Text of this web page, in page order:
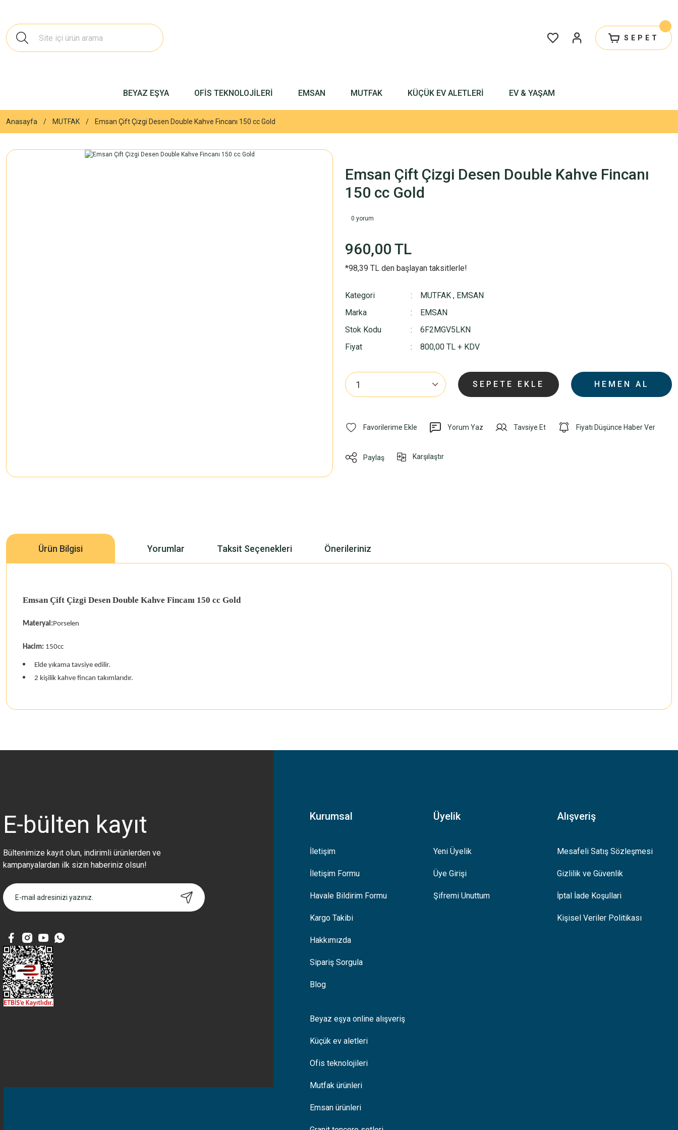
SEPET
BEYAZ EŞYA OFİS TEKNOLOJİLERİ EMSAN MUTFAK KÜÇÜK EV ALETLERİ EV & YAŞAM
Anasayfa MUTFAK Emsan Çift Çizgi Desen Double Kahve Fincanı 150 cc Gold
Emsan Çift Çizgi Desen Double Kahve Fincanı
150 cc Gold
0 yorum
960,00 TL
*98,39 TL den başlayan taksitlerle!
Kategori MUTFAK , EMSAN
Marka
EMSAN
Stok Kodu
6F2MGV5LKN
Fiyat
800,00 TL + KDV
SEPETE EKLE HEMEN AL
Yorum Yaz Tavsiye Et Fiyatı Düşünce Haber Ver
Paylaş Karşılaştır
Ürün Bilgisi Yorumlar Taksit Seçenekleri Önerileriniz
Emsan Çift Çizgi Desen Double Kahve Fincanı 150 cc Gold
Materyal:Porselen
Hacim: 150cc
Elde yıkama tavsiye edilir.
2 kişilik kahve fincan takımlarıdır.
Bu ürüne ilk yorumu siz yapın!
Bu ürüne benzer farklı alternatifler olmalı.
Gönder
E-bülten kayıt
Bültenimize kayıt olun, indirimli ürünlerden ve
kampanyalardan ilk sizin haberiniz olsun!
Kurumsal
İletişim
İletişim Formu
Havale Bildirim Formu
Kargo Takibi
Hakkımızda
Sipariş Sorgula
Blog
Üyelik
Yeni Üyelik
Üye Girişi
Şifremi Unuttum
Alışveriş
Mesafeli Satış Sözleşmesi
Gizlilik ve Güvenlik
İptal İade Koşullari
Kişisel Veriler Politikası
Beyaz eşya online alışveriş
Küçük ev aletleri
Ofis teknolojileri
Mutfak ürünleri
Emsan ürünleri